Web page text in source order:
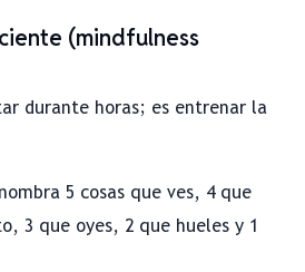
(mindfulness
durante horas; es entrenar la
5 cosas que ves, 4 que
3 que oyes, 2 que hueles y 1